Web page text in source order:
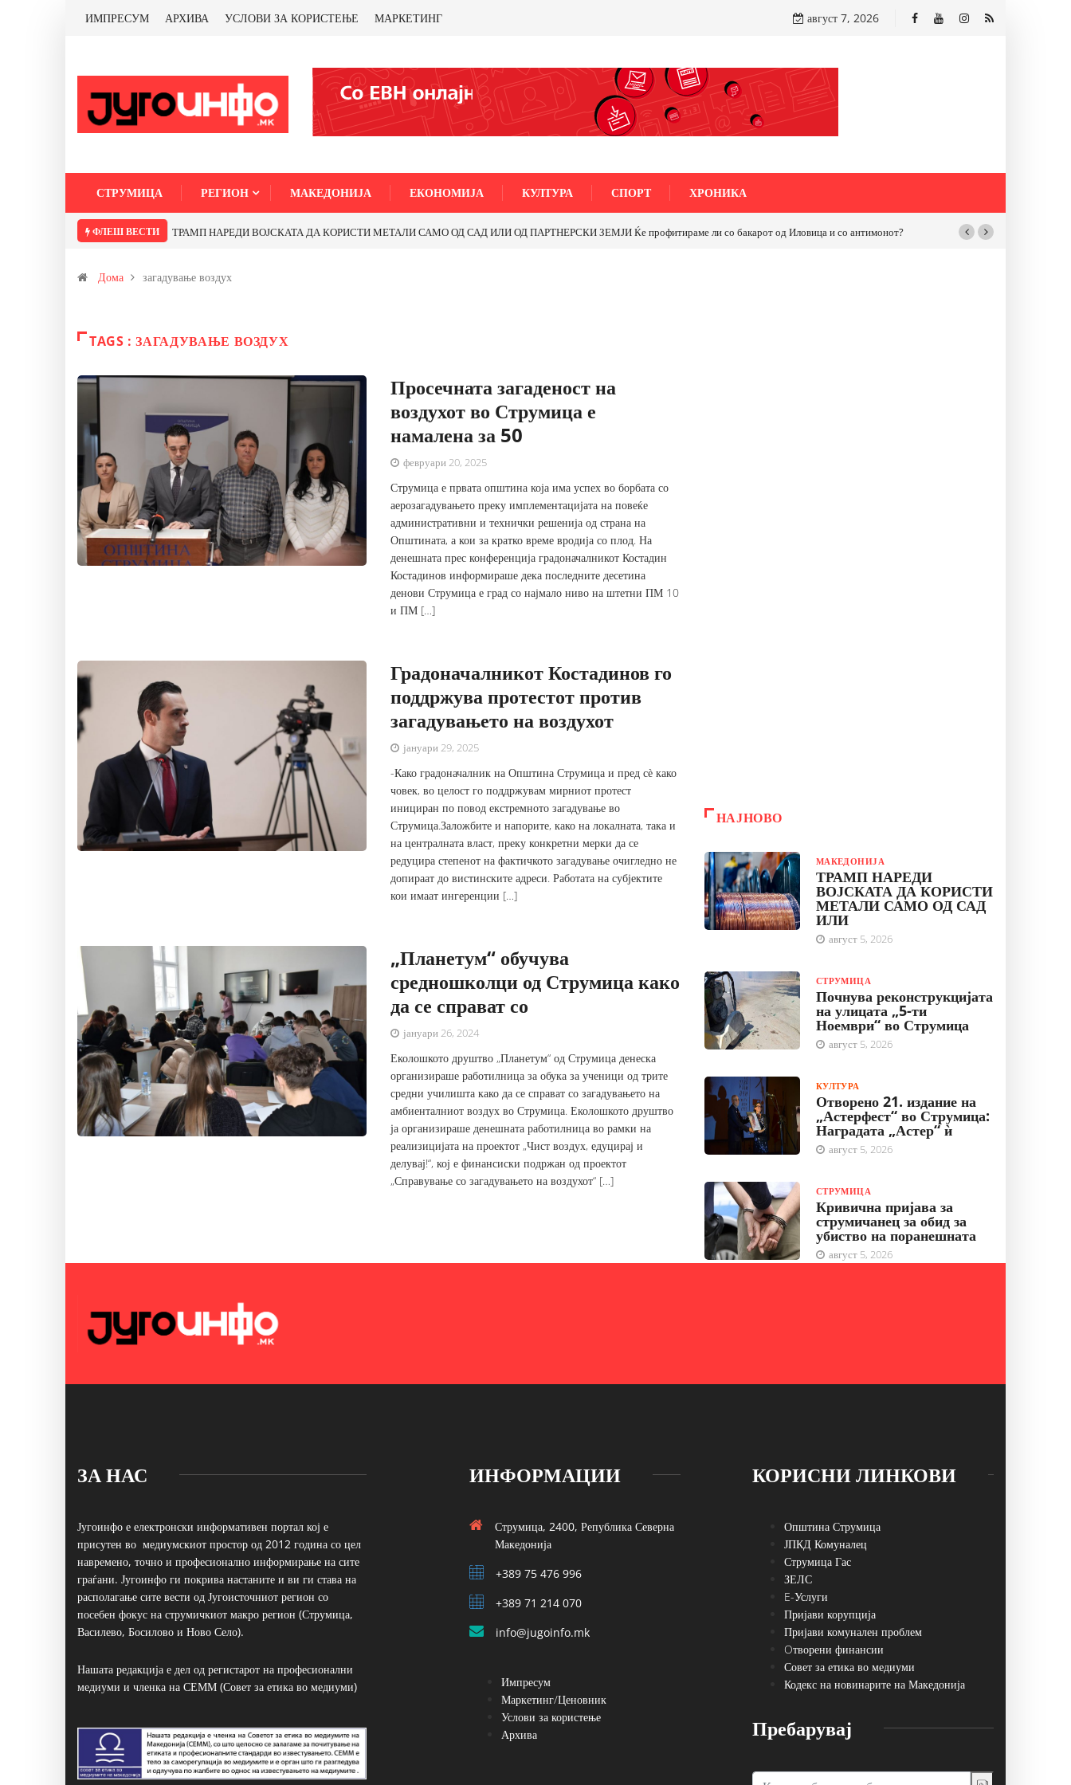
ИМПРЕСУМ АРХИВА УСЛОВИ ЗА КОРИСТЕЊЕ МАРКЕТИНГ август 7, 2026
СТРУМИЦА РЕГИОН МАКЕДОНИЈА ЕКОНОМИЈА КУЛТУРА СПОРТ ХРОНИКА
ФЛЕШ ВЕСТИ ТРАМП НАРЕДИ ВОЈСКАТА ДА КОРИСТИ МЕТАЛИ САМО ОД САД ИЛИ ОД ПАРТНЕРСКИ ЗЕМЈИ Ќе профитираме ли со бакарот од Иловица и со антимонот?
Дома загадување воздух
TAGS : ЗАГАДУВАЊЕ ВОЗДУХ
Просечната загаденост на
воздухот во Струмица е
намалена за 50
февруари 20, 2025
Струмица е првата општина која има успех во борбата со
аерозагадувањето преку имплементацијата на повеќе
административни и технички решенија од страна на
Општината, а кои за кратко време вродија со плод. На
денешната прес конференција градоначалникот Костадин
Костадинов информираше дека последните десетина
денови Струмица е град со најмало ниво на штетни ПМ 10
и ПМ […]
Градоначалникот Костадинов го
поддржува протестот против
загадувањето на воздухот
јануари 29, 2025
-Како градоначалник на Општина Струмица и пред сѐ како
човек, во целост го поддржувам мирниот протест
инициран по повод екстремното загадување во
Струмица.Заложбите и напорите, како на локалната, така и
на централната власт, преку конкретни мерки да се
редуцира степенот на фактичкото загадување очигледно не
допираат до вистинските адреси. Работата на субјектите
кои имаат ингеренции […]
„Планетум“ обучува
средношколци од Струмица како
да се справат со
јануари 26, 2024
Еколошкото друштво „Планетум“ од Струмица денеска
организираше работилница за обука за ученици од трите
средни училишта како да се справат со загадувањето на
амбиенталниот воздух во Струмица. Еколошкото друштво
ја организираше денешната работилница во рамки на
реализицијата на проектот „Чист воздух, едуцирај и
делувај!“, кој е финансиски подржан од проектот
„Справување со загадувањето на воздухот“ […]
НАЈНОВО
МАКЕДОНИЈА
ТРАМП НАРЕДИ
ВОЈСКАТА ДА КОРИСТИ
МЕТАЛИ САМО ОД САД
ИЛИ
август 5, 2026
СТРУМИЦА
Почнува реконструкцијата
на улицата „5-ти
Ноември“ во Струмица
август 5, 2026
КУЛТУРА
Отворено 21. издание на
„Астерфест“ во Струмица:
Наградата „Астер“ ѝ
август 5, 2026
СТРУМИЦА
Кривична пријава за
струмичанец за обид за
убиство на поранешната
август 5, 2026
ЗА НАС
Југоинфо е електронски информативен портал кој е
присутен во медиумскиот простор од 2012 година со цел
навремено, точно и професионално информирање на сите
граѓани. Југоинфо ги покрива настаните и ви ги става на
располагање сите вести од Југоисточниот регион со
посебен фокус на струмичкиот макро регион (Струмица,
Василево, Босилово и Ново Село).
Нашата редакција е дел од регистарот на професионални
медиуми и членка на СЕММ (Совет за етика во медиуми)
ИНФОРМАЦИИ
Струмица, 2400, Република Северна
Македонија
+389 75 476 996
+389 71 214 070
info@jugoinfo.mk
Импресум
Маркетинг/Ценовник
Услови за користење
Архива
КОРИСНИ ЛИНКОВИ
Општина Струмица
ЈПКД Комуналец
Струмица Гас
ЗЕЛС
E-Услуги
Пријави корупција
Пријави комунален проблем
Oтворени финансии
Совет за етика во медиуми
Кодекс на новинарите на Македонија
Пребарувај